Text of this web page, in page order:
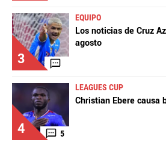
3
EQUIPO
Los noticias de Cruz
agosto
4 5
LEAGUES CUP
Christian Ebere causa